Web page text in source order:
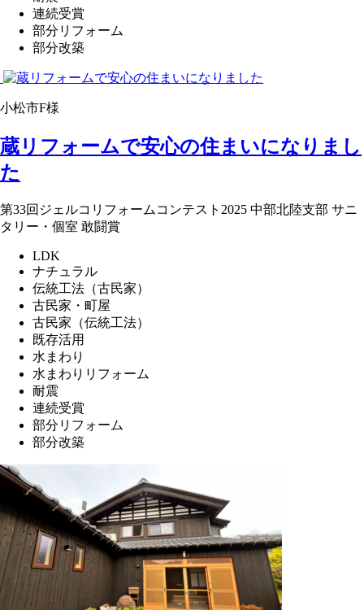
連続受賞
部分リフォーム
部分改築
小松市F様
蔵リフォームで安心の住まいになりまし
た
第33回ジェルコリフォームコンテスト2025 中部北陸支部 サニ
タリー・個室 敢闘賞
LDK
ナチュラル
伝統工法（古民家）
古民家・町屋
古民家（伝統工法）
既存活用
水まわり
水まわりリフォーム
耐震
連続受賞
部分リフォーム
部分改築